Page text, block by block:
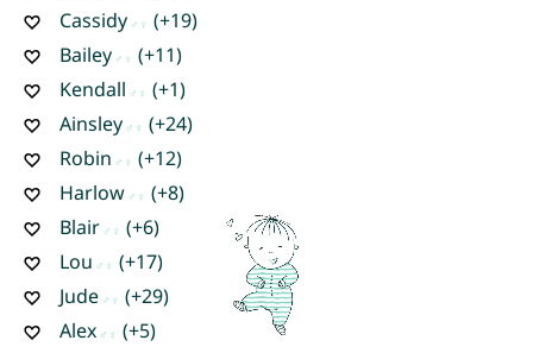
Cassidy
(+19)
Bailey
(+11)
Kendall
(+1)
Ainsley
(+24)
Robin
(+12)
Harlow
(+8)
Blair
(+6)
Lou
(+17)
Jude
(+29)
Alex
(+5)